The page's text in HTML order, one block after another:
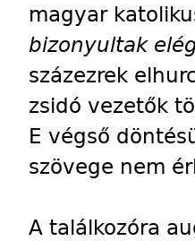
magyar
bizonyultak
százezrek
zsidó vezetők
E végső
szövege nem
A találkozóra